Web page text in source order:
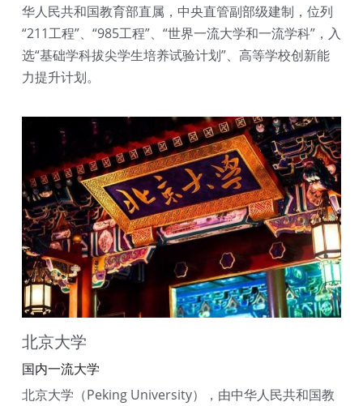
华人民共和国教育部直属，中央直管副部级建制，位列
“211工程”、“985工程”、“世界一流大学和一流学科”，入
选“基础学科拔尖学生培养试验计划”、高等学校创新能
力提升计划。
北京大学
国内一流大学
北京大学（Peking University），由中华人民共和国教